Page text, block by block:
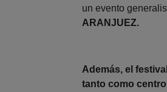
un evento
ARANJUEZ.
Además, el
tanto como